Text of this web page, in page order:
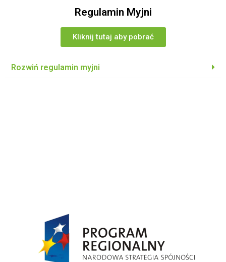
Regulamin Myjni
Kliknij tutaj aby pobrać
Rozwiń regulamin myjni